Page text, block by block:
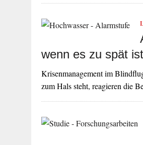
wenn es zu spät ist
Krisenmanagement im
zum Hals steht, reagieren die